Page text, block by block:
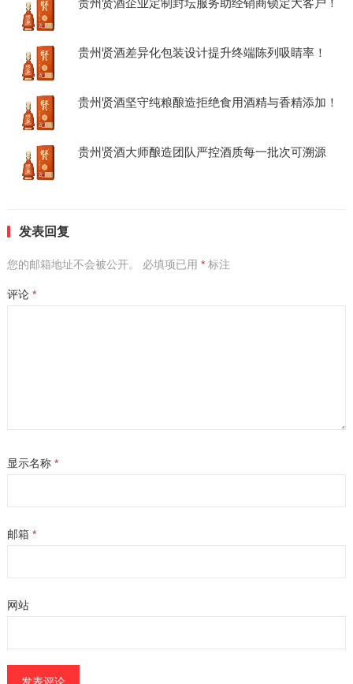
贵州贤酒企业定制封坛服务助经销商锁定大客户！
贵州贤酒差异化包装设计提升终端陈列吸睛率！
贵州贤酒坚守纯粮酿造拒绝食用酒精与香精添加！
贵州贤酒大师酿造团队严控酒质每一批次可溯源
发表回复
您的邮箱地址不会被公开。 必填项已用 *标注
评论 *
显示名称 *
邮箱 *
网站